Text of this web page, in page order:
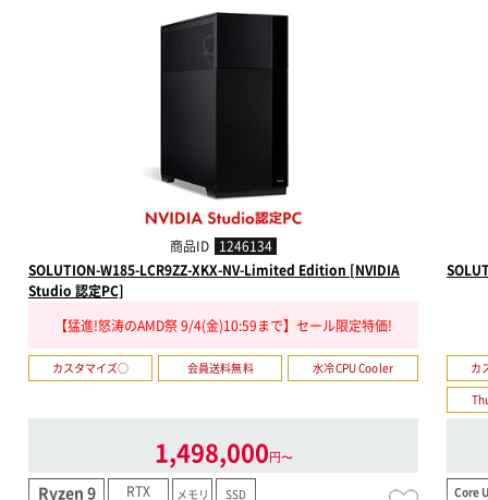
商品ID 1246134
SOLUTION-W185-LCR9ZZ-XKX-NV-Limited Edition [NVIDIA
Studio 認定PC]
【猛進!怒涛のAMD祭 9/4(金)10:59まで】セール限定特価!
カスタマイズ○ 会員送料無料 水冷CPU Cooler
1,498,000円〜
Ryzen 9 RTX メモリ SSD
カ
Core